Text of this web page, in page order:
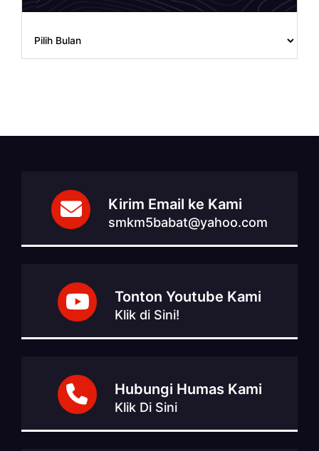
Kirim Email ke Kami
smkm5babat@yahoo.com
Tonton Youtube Kami
Klik di Sini!
Hubungi Humas Kami
Klik Di Sini